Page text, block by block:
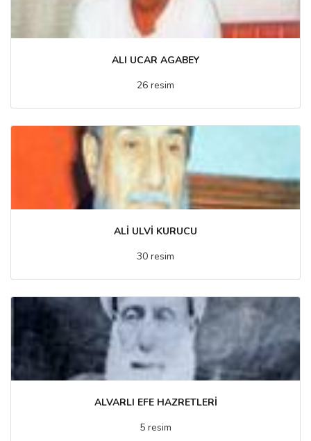
ALI UCAR AGABEY
26 resim
ALİ ULVİ KURUCU
30 resim
ALVARLI EFE HAZRETLERİ
5 resim